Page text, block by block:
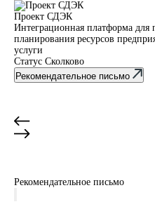
Проект СДЭК
Интеграционная платформа для
планирования ресурсов
услуги
Статус Сколково
Рекомендательное письмо
Рекомендательное письмо